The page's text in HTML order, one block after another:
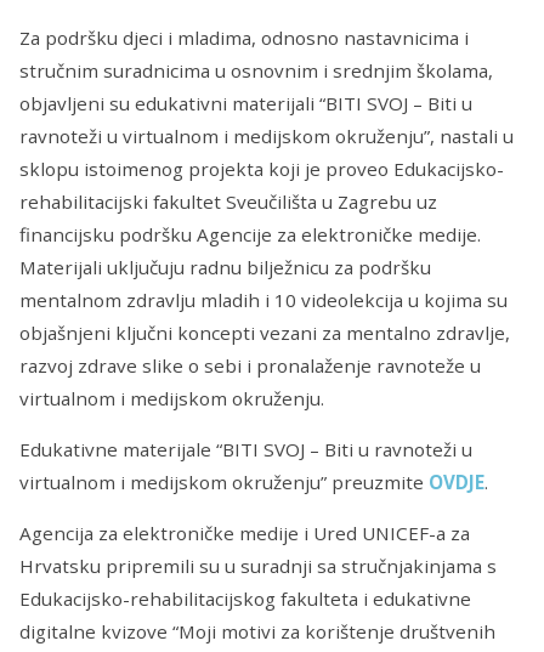
Za podršku djeci i mladima, odnosno nastavnicima i
stručnim suradnicima u osnovnim i srednjim školama,
objavljeni su edukativni materijali “BITI SVOJ – Biti u
ravnoteži u virtualnom i medijskom okruženju”, nastali u
sklopu istoimenog projekta koji je proveo Edukacijsko-
rehabilitacijski fakultet Sveučilišta u Zagrebu uz
financijsku podršku Agencije za elektroničke medije.
Materijali uključuju radnu bilježnicu za podršku
mentalnom zdravlju mladih i 10 videolekcija u kojima su
objašnjeni ključni koncepti vezani za mentalno zdravlje,
razvoj zdrave slike o sebi i pronalaženje ravnoteže u
virtualnom i medijskom okruženju.
Edukativne materijale “BITI SVOJ – Biti u ravnoteži u
virtualnom i medijskom okruženju” preuzmite OVDJE.
Agencija za elektroničke medije i Ured UNICEF-a za
Hrvatsku pripremili su u suradnji sa stručnjakinjama s
Edukacijsko-rehabilitacijskog fakulteta i edukativne
digitalne kvizove “Moji motivi za korištenje društvenih